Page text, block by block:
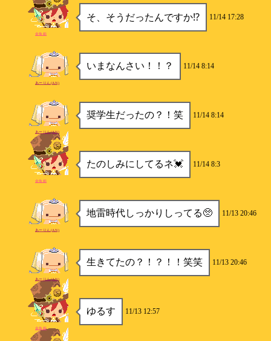
そ、そうだったんですか⁉️ 11/14 17:28
金魚姫
いまなんさい！！？ 11/14 8:14
あーりん(AN)
奨学生だったの？！笑 11/14 8:14
あーりん(AN)
たのしみにしてるネ💓 11/14 8:3
金魚姫
地雷時代しっかりしってる🥺 11/13 20:46
あーりん(AN)
生きてたの？！？！！笑笑 11/13 20:46
あーりん(AN)
ゆるす 11/13 12:57
金魚姫